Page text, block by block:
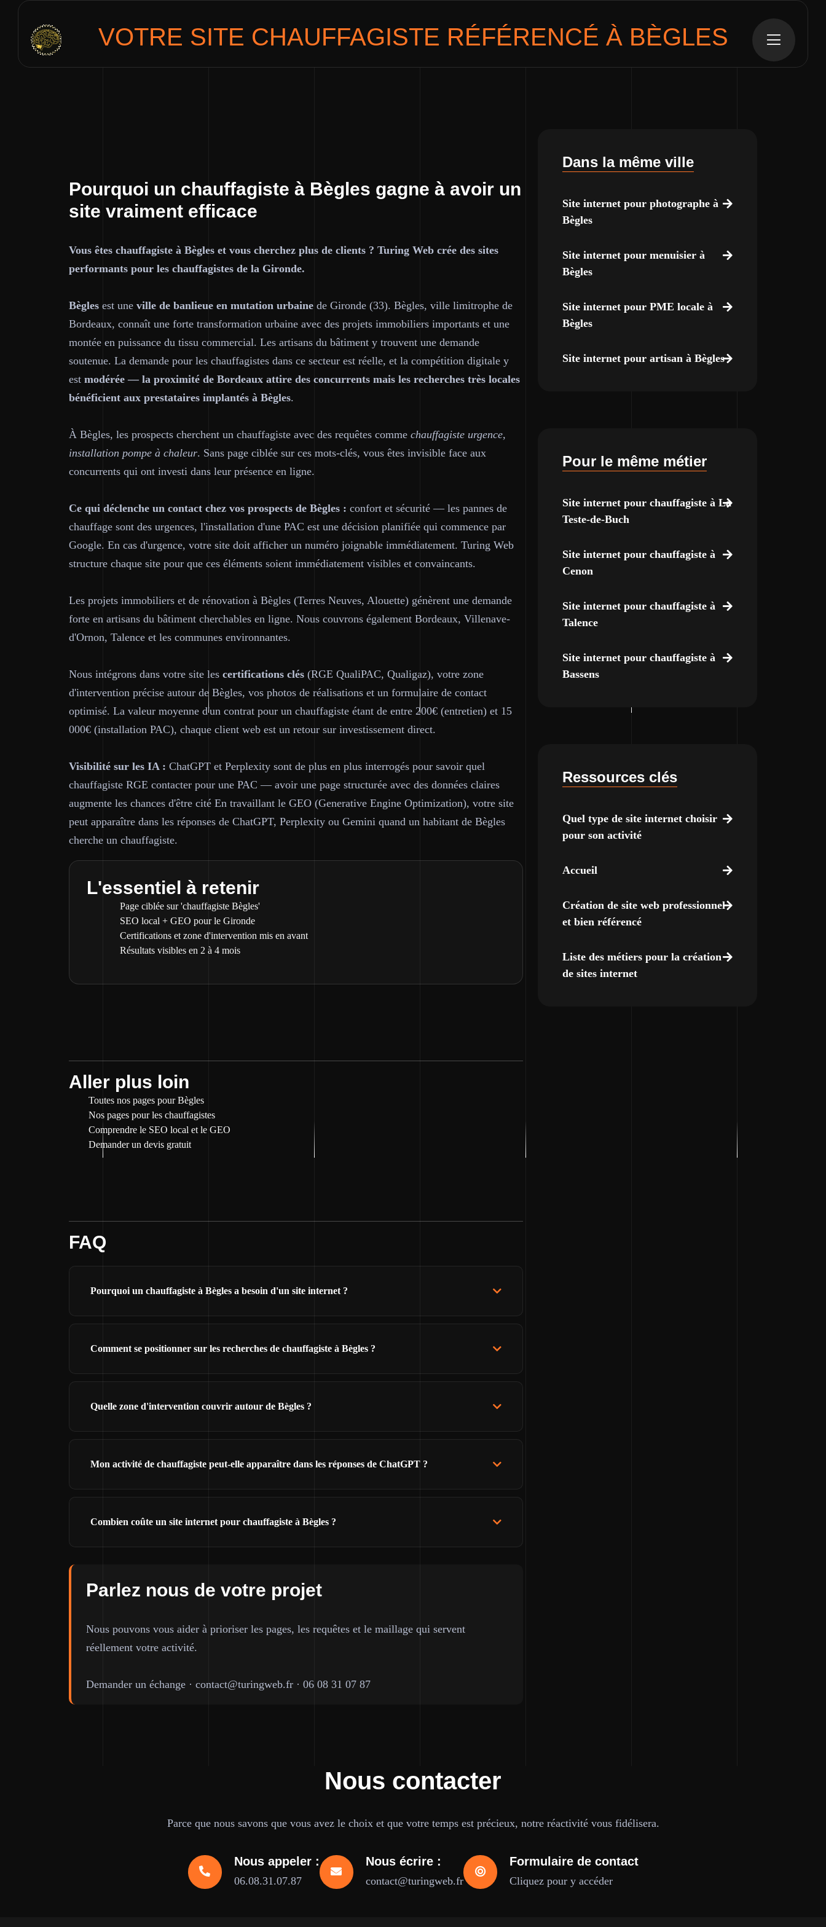
VOTRE SITE CHAUFFAGISTE RÉFÉRENCÉ À BÈGLES
Pourquoi un chauffagiste à Bègles gagne à avoir un
site vraiment efficace
Vous êtes chauffagiste à Bègles et vous cherchez plus de clients ? Turing Web crée des sites
performants pour les chauffagistes de la Gironde.
Bègles est une ville de banlieue en mutation urbaine de Gironde (33). Bègles, ville limitrophe de
Bordeaux, connaît une forte transformation urbaine avec des projets immobiliers importants et une
montée en puissance du tissu commercial. Les artisans du bâtiment y trouvent une demande
soutenue. La demande pour les chauffagistes dans ce secteur est réelle, et la compétition digitale y
est modérée — la proximité de Bordeaux attire des concurrents mais les recherches très locales
bénéficient aux prestataires implantés à Bègles.
À Bègles, les prospects cherchent un chauffagiste avec des requêtes comme chauffagiste urgence,
installation pompe à chaleur. Sans page ciblée sur ces mots-clés, vous êtes invisible face aux
concurrents qui ont investi dans leur présence en ligne.
Ce qui déclenche un contact chez vos prospects de Bègles : confort et sécurité — les pannes de
chauffage sont des urgences, l'installation d'une PAC est une décision planifiée qui commence par
Google. En cas d'urgence, votre site doit afficher un numéro joignable immédiatement. Turing Web
structure chaque site pour que ces éléments soient immédiatement visibles et convaincants.
Les projets immobiliers et de rénovation à Bègles (Terres Neuves, Alouette) génèrent une demande
forte en artisans du bâtiment cherchables en ligne. Nous couvrons également Bordeaux, Villenave-
d'Ornon, Talence et les communes environnantes.
Nous intégrons dans votre site les certifications clés (RGE QualiPAC, Qualigaz), votre zone
d'intervention précise autour de Bègles, vos photos de réalisations et un formulaire de contact
optimisé. La valeur moyenne d'un contrat pour un chauffagiste étant de entre 200€ (entretien) et 15
000€ (installation PAC), chaque client web est un retour sur investissement direct.
Visibilité sur les IA : ChatGPT et Perplexity sont de plus en plus interrogés pour savoir quel
chauffagiste RGE contacter pour une PAC — avoir une page structurée avec des données claires
augmente les chances d'être cité En travaillant le GEO (Generative Engine Optimization), votre site
peut apparaître dans les réponses de ChatGPT, Perplexity ou Gemini quand un habitant de Bègles
cherche un chauffagiste.
L'essentiel à retenir
Page ciblée sur 'chauffagiste Bègles'
SEO local + GEO pour le Gironde
Certifications et zone d'intervention mis en avant
Résultats visibles en 2 à 4 mois
Aller plus loin
Toutes nos pages pour Bègles
Nos pages pour les chauffagistes
Comprendre le SEO local et le GEO
Demander un devis gratuit
FAQ
Pourquoi un chauffagiste à Bègles a besoin d'un site internet ?
Comment se positionner sur les recherches de chauffagiste à Bègles ?
Quelle zone d'intervention couvrir autour de Bègles ?
Mon activité de chauffagiste peut-elle apparaître dans les réponses de ChatGPT ?
Combien coûte un site internet pour chauffagiste à Bègles ?
Parlez nous de votre projet
Nous pouvons vous aider à prioriser les pages, les requêtes et le maillage qui servent
réellement votre activité.
Demander un échange · contact@turingweb.fr · 06 08 31 07 87
Dans la même ville
Site internet pour photographe à
Bègles
Site internet pour menuisier à
Bègles
Site internet pour PME locale à
Bègles
Site internet pour artisan à Bègles
Pour le même métier
Site internet pour chauffagiste à La
Teste-de-Buch
Site internet pour chauffagiste à
Cenon
Site internet pour chauffagiste à
Talence
Site internet pour chauffagiste à
Bassens
Ressources clés
Quel type de site internet choisir
pour son activité
Accueil
Création de site web professionnel
et bien référencé
Liste des métiers pour la création
de sites internet
Nous contacter
Parce que nous savons que vous avez le choix et que votre temps est précieux, notre réactivité vous fidélisera.
Nous appeler :
06.08.31.07.87
Nous écrire :
contact@turingweb.fr
Formulaire de contact
Cliquez pour y accéder